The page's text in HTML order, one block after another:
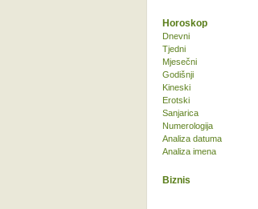
Biznis
Horoskop
Dnevni
Tjedni
Mjesečni
Godišnji
Kineski
Erotski
Sanjarica
Numerologija
Analiza datuma
Analiza imena